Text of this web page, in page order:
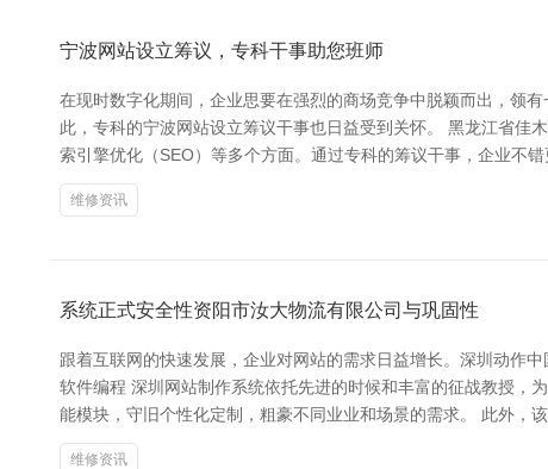
宁波网站设立筹议，专科干事助您班师
在现时数字化期间，企业思要在强烈的商场竞争中脱颖而出，领
此，专科的宁波网站设立筹议干事也日益受到关怀。 黑龙江省佳
索引擎优化（SEO）等多个方面。通过专科的筹议干事，企业不
维修资讯
系统正式安全性资阳市汝大物流有限公司与巩固性
跟着互联网的快速发展，企业对网站的需求日益增长。深圳动作
软件编程 深圳网站制作系统依托先进的时候和丰富的征战教授，
能模块，守旧个性化定制，粗豪不同业业和场景的需求。 此外，
维修资讯